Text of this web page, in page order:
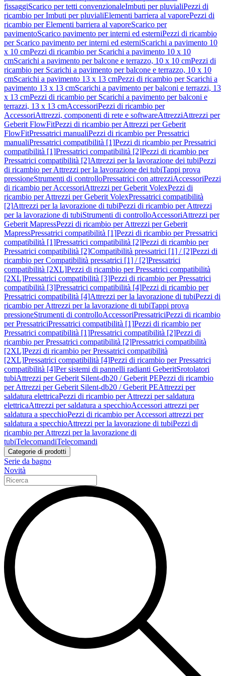
fissaggiScarico per tetti convenzionaleImbuti per pluvialiPezzi di
ricambio per Imbuti per pluvialiElementi barriera al vaporePezzi di
ricambio per Elementi barriera al vaporeScarico per
pavimentoScarico pavimento per interni ed esterniPezzi di ricambio
per Scarico pavimento per interni ed esterniScarichi a pavimento 10
x 10 cmPezzi di ricambio per Scarichi a pavimento 10 x 10
cmScarichi a pavimento per balcone e terrazzo, 10 x 10 cmPezzi di
ricambio per Scarichi a pavimento per balcone e terrazzo, 10 x 10
cmScarichi a pavimento 13 x 13 cmPezzi di ricambio per Scarichi a
pavimento 13 x 13 cmScarichi a pavimento per balconi e terrazzi, 13
x 13 cmPezzi di ricambio per Scarichi a pavimento per balconi e
terrazzi, 13 x 13 cmAccessoriPezzi di ricambio per
AccessoriAttrezzi, componenti di rete e softwareAttrezziAttrezzi per
Geberit FlowFitPezzi di ricambio per Attrezzi per Geberit
FlowFitPressatrici manualiPezzi di ricambio per Pressatrici
manualiPressatrici compatibilità [1]Pezzi di ricambio per Pressatrici
compatibilità [1]Pressatrici compatibilità [2]Pezzi di ricambio per
Pressatrici compatibilità [2]Attrezzi per la lavorazione dei tubiPezzi
di ricambio per Attrezzi per la lavorazione dei tubiTappi prova
pressioneStrumenti di controlloPressatrici con attrezziAccessoriPezzi
di ricambio per AccessoriAttrezzi per Geberit VolexPezzi di
ricambio per Attrezzi per Geberit VolexPressatrici compatibilità
[2]Attrezzi per la lavorazione di tubiPezzi di ricambio per Attrezzi
per la lavorazione di tubiStrumenti di controlloAccessoriAttrezzi per
Geberit MapressPezzi di ricambio per Attrezzi per Geberit
MapressPressatrici compatibilità [1]Pezzi di ricambio per Pressatrici
compatibilità [1]Pressatrici compatibilità [2]Pezzi di ricambio per
Pressatrici compatibilità [2]Compatibilità pressatrici [1] / [2]Pezzi di
ricambio per Compatibilità pressatrici [1] / [2]Pressatrici
compatibilità [2XL]Pezzi di ricambio per Pressatrici compatibilità
[2XL]Pressatrici compatibilità [3]Pezzi di ricambio per Pressatrici
compatibilità [3]Pressatrici compatibilità [4]Pezzi di ricambio per
Pressatrici compatibilità [4]Attrezzi per la lavorazione di tubiPezzi di
ricambio per Attrezzi per la lavorazione di tubiTappi prova
pressioneStrumenti di controlloAccessoriPressatriciPezzi di ricambio
per PressatriciPressatrici compatibilità [1]Pezzi di ricambio per
Pressatrici compatibilità [1]Pressatrici compatibilità [2]Pezzi di
ricambio per Pressatrici compatibilità [2]Pressatrici compatibilità
[2XL]Pezzi di ricambio per Pressatrici compatibilità
[2XL]Pressatrici compatibilità [4]Pezzi di ricambio per Pressatrici
compatibilità [4]Per sistemi di pannelli radianti GeberitSrotolatori
tubiAttrezzi per Geberit Silent-db20 / Geberit PEPezzi di ricambio
per Attrezzi per Geberit Silent-db20 / Geberit PEAttrezzi per
saldatura elettricaPezzi di ricambio per Attrezzi per saldatura
elettricaAttrezzi per saldatura a specchioAccessori attrezzi per
saldatura a specchioPezzi di ricambio per Accessori attrezzi per
saldatura a specchioAttrezzi per la lavorazione di tubiPezzi di
ricambio per Attrezzi per la lavorazione di
tubiTelecomandiTelecomandi
Categorie di prodotti
Serie da bagno
Novità